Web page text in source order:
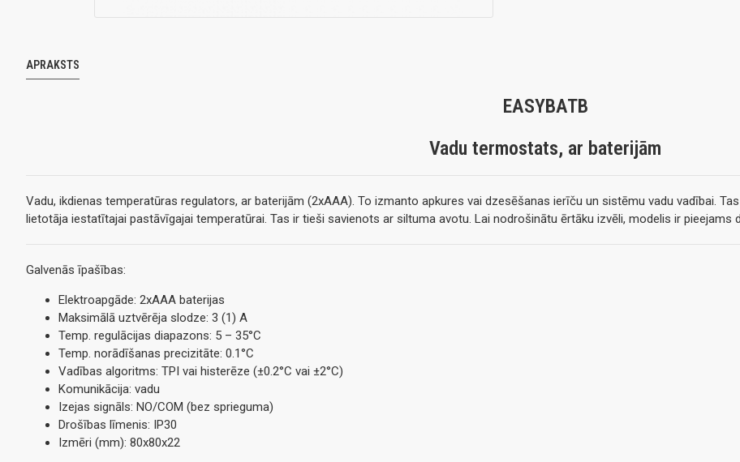
APRAKSTS
EASYBATB
Vadu termostats, ar baterijām
Vadu, ikdienas temperatūras regulators, ar baterijām (2xAAA). To izmanto apkures vai dzesēšanas ierīču un sistēmu vadu vadībai.
lietotāja iestatītajai pastāvīgajai temperatūrai. Tas ir tieši savienots ar siltuma avotu. Lai nodrošinātu ērtāku izvēli, modelis ir pieejams
Galvenās īpašības:
Elektroapgāde: 2xAAA baterijas
Maksimālā uztvērēja slodze: 3 (1) A
Temp. regulācijas diapazons: 5 – 35°C
Temp. norādīšanas precizitāte: 0.1°C
Vadības algoritms: TPI vai histerēze (±0.2°C vai ±2°C)
Komunikācija: vadu
Izejas signāls: NO/COM (bez sprieguma)
Drošības līmenis: IP30
Izmēri (mm): 80x80x22